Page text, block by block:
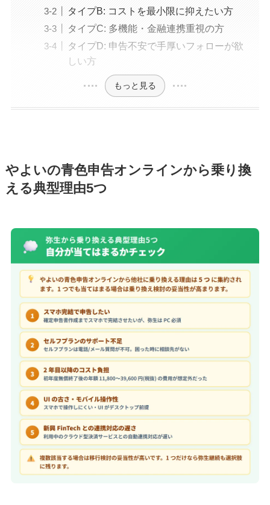
タイプB: コストを最小限に抑えたい方
タイプC: 多機能・金融連携重視の方
タイプD: 申告不安で手厚いフォローが欲
しい方
もっと見る
やよいの青色申告オンラインから乗り換
える典型理由5つ